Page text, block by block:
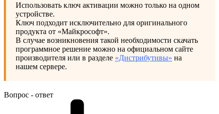
Использовать ключ активации можно только на одном
устройстве.
Ключ подходит исключительно для оригинального
продукта от «Майкрософт».
В случае возникновения такой необходимости скачать
программное решение можно на официальном сайте
производителя или в разделе «Дистрибутивы» на
нашем сервере.
Вопрос - ответ